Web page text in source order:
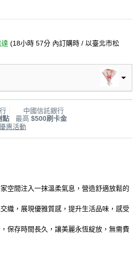
(18小時 57分 內訂購時 / 以臺北市松
點
中國信託銀行
最高 $500刷卡金
惠活動
空間注入一抹溫柔氣息，營造舒適放鬆的
織，展現優雅質感，提升生活品味，感受
保存時間長久，讓美麗永恆綻放，無需費